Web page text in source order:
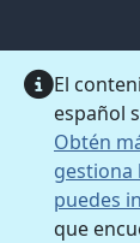
El
español
Obtén
gestiona
puedes
que